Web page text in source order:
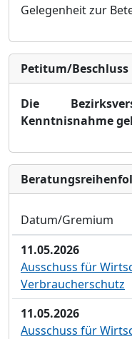
Gelegenheit zur B
Petitum/Beschluss
Die
Kenntnisnahme
Datum/Gremium
11.05.2026
Ausschuss für
Verbraucherschutz
11.05.2026
Ausschuss für